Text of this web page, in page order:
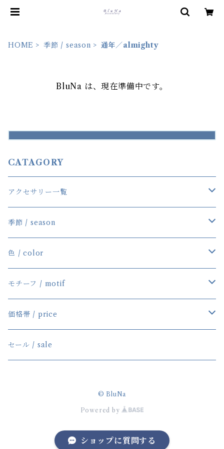
HOME 季節 / season 通年／almighty
BluNa は、現在準備中です。
CATAGORY
アクセサリー一覧
一覧
ネックレス
ブレスレット
ピアス/イヤリング
その他
季節 / season
春／Spring
夏／Summer
秋／Autumn
冬／Winter
色 / color
Blue／Aqua
Red／Pink
Purple／Violet
モチーフ / motif
Star＆Moon
Flower
価格帯 / price
～￥999
セール / sale
© BluNa
Powered by
ショップに質問する